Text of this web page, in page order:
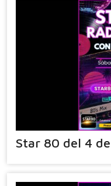
Star 80 del 4